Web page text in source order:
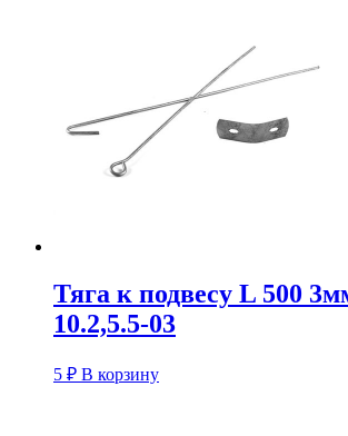
Тяга к подвесу L 500
10.2,5.5-03
5 ₽ В корзину